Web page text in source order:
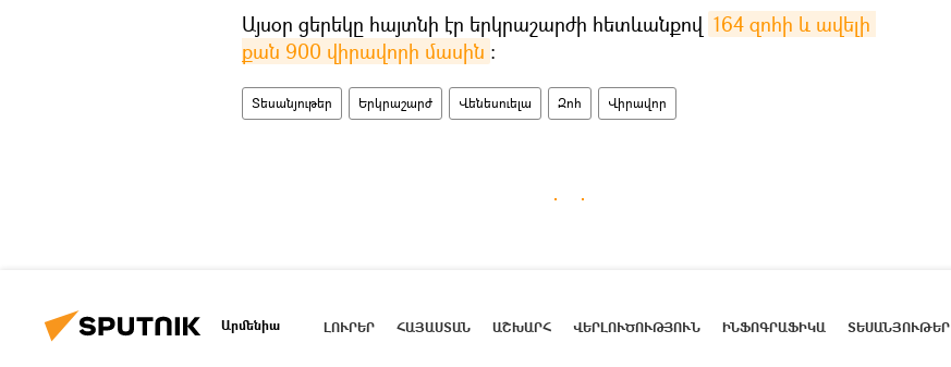
Այսօր ցերեկը հայտնի էր երկրաշարժի հետևանքով 164 զոհի և ավելի
քան 900 վիրավորի մասին ։
Տեսանյութեր Երկրաշարժ Վենեսուելա Զոհ Վիրավոր
Արմենիա ԼՈՒՐԵՐ ՀԱՅԱՍՏԱՆ ԱՇԽԱՐՀ ՎԵՐԼՈՒԾՈՒԹՅՈՒՆ ԻՆՖՈԳՐԱՖԻԿԱ ՏԵՍԱՆՅՈՒԹԵՐ